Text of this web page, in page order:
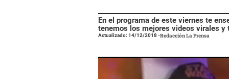
En el programa de este viernes te
tenemos los mejores videos virales y
Actualizado: 14/12/2018-Redacción La Prensa